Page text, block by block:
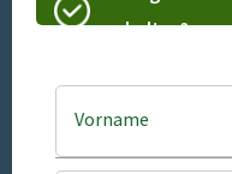
erhalten?
Vorname